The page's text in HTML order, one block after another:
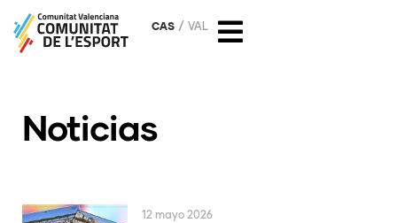
CAS VAL
Noticias
12 mayo 2026